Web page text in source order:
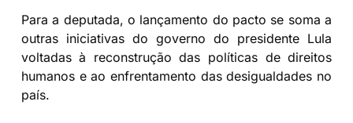
Para a deputada, o lançamento do pacto se soma a
outras iniciativas do governo do presidente Lula
voltadas à reconstrução das políticas de direitos
humanos e ao enfrentamento das desigualdades no
país.